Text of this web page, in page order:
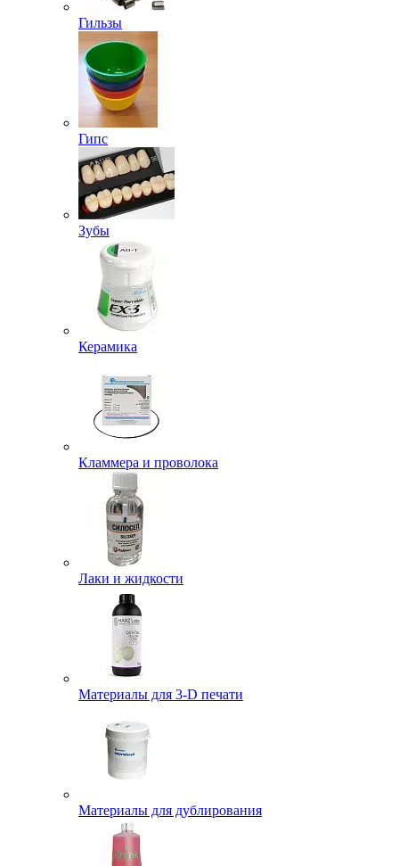
Гильзы
Гипс
Зубы
Керамика
Кламмера и проволока
Лаки и жидкости
Материалы для 3-D печати
Материалы для дублирования